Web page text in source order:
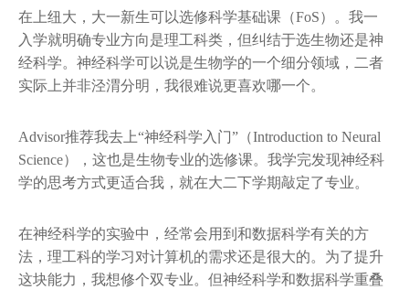
在上纽大，大一新生可以选修科学基础课（FoS）。我一
入学就明确专业方向是理工科类，但纠结于选生物还是神
经科学。神经科学可以说是生物学的一个细分领域，二者
实际上并非泾渭分明，我很难说更喜欢哪一个。
Advisor推荐我去上“神经科学入门”（Introduction to Neural
Science），这也是生物专业的选修课。我学完发现神经科
学的思考方式更适合我，就在大二下学期敲定了专业。
在神经科学的实验中，经常会用到和数据科学有关的方
法，理工科的学习对计算机的需求还是很大的。为了提升
这块能力，我想修个双专业。但神经科学和数据科学重叠